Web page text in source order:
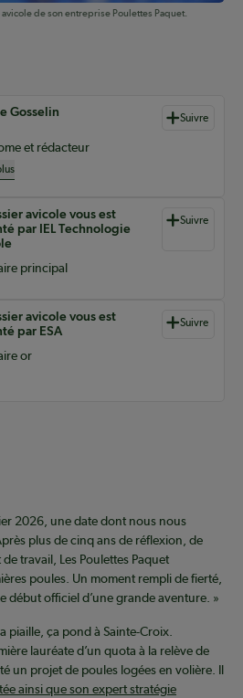
de son entreprise Poulettes Paquet.
Gosselin Suivre
et rédacteur
avicole vous est
par IEL Technologie
Suivre
principal
avicole vous est
par ESA
Suivre
or
2026, une date dont nous nous
plus de cinq ans de réflexion, de
travail, Les Poulettes Paquet
poules. Un moment rempli de fierté,
début officiel d’une grande aventure. »
piaille, ça pond à Sainte-Croix.
lauréate d’un quota à la relève de
un projet de poules logées en volière. Il
ainsi que son expert stratégie